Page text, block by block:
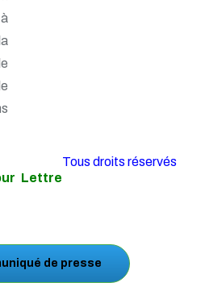
Tous droits réservés
Lettre
de presse